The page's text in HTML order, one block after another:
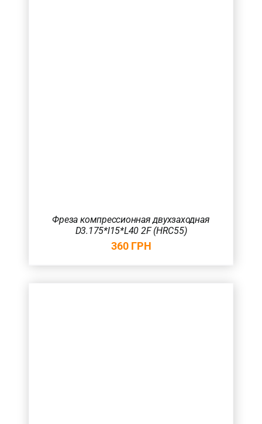
Фреза компрессионная двухзаходная
D3.175*l15*L40 2F (HRC55)
360 ГРН